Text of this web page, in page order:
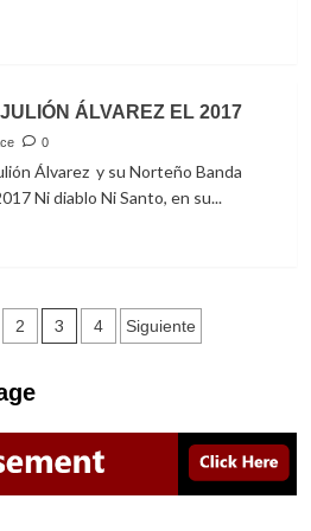
ÁLVAREZ EL 2017
0
Álvarez y su Norteño Banda
Ni diablo Ni Santo, en su...
2 3 4 Siguiente